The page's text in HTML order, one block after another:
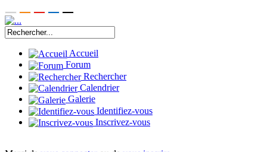
Accueil
Forum
Rechercher
Calendrier
Galerie
Identifiez-vous
Inscrivez-vous